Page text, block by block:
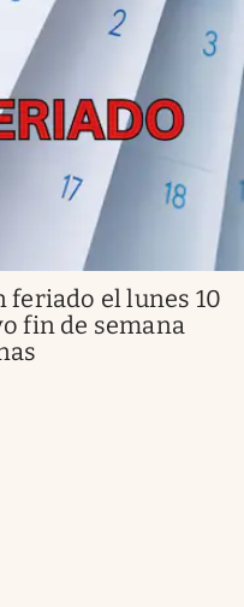
feriado el lunes 10
fin de semana